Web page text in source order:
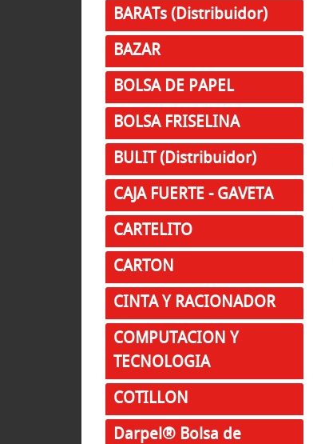
BARATs (Distribuidor)
BAZAR
BOLSA DE PAPEL
BOLSA FRISELINA
BULIT (Distribuidor)
CAJA FUERTE - GAVETA
CARTELITO
CARTON
CINTA Y RACIONADOR
COMPUTACION Y
TECNOLOGIA
COTILLON
Darpel® Bolsa de